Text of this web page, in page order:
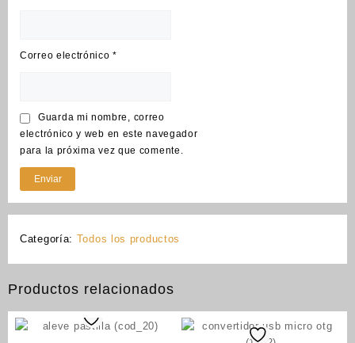
Correo electrónico*
Guarda mi nombre, correo
electrónico y web en este navegador
para la próxima vez que comente.
Categoría: Todos los productos
Productos relacionados